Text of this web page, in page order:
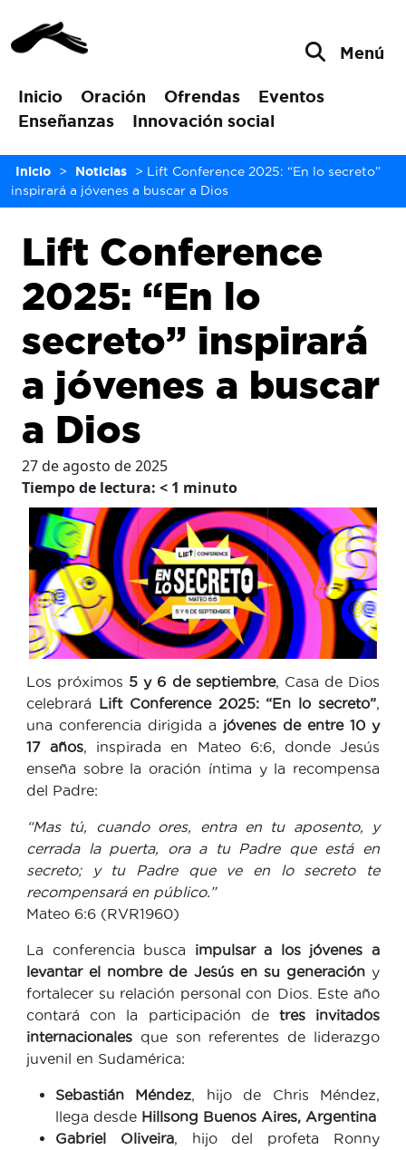
Inicio Oración Ofrendas
Eventos
Enseñanzas
Innovación social
Menú
Inicio > Noticias > Lift Conference 2025: “En lo secreto”
inspirará a jóvenes a buscar a Dios
Lift Conference
2025: “En lo
secreto” inspirará
a jóvenes a buscar
a Dios
27 de agosto de 2025
Tiempo de lectura: < 1 minuto
Los próximos 5 y 6 de septiembre, Casa de Dios
celebrará Lift Conference 2025: “En lo secreto”,
una conferencia dirigida a jóvenes de entre 10 y
17 años, inspirada en Mateo 6:6, donde Jesús
enseña sobre la oración íntima y la recompensa
del Padre:
“Mas tú, cuando ores, entra en tu aposento, y
cerrada la puerta, ora a tu Padre que está en
secreto; y tu Padre que ve en lo secreto te
recompensará en público.”
Mateo 6:6 (RVR1960)
La conferencia busca impulsar a los jóvenes a
levantar el nombre de Jesús en su generacióny
fortalecer su relación personal con Dios. Este año
contará con la participación de tres invitados
internacionales que son referentes de liderazgo
juvenil en Sudamérica:
Sebastián Méndez, hijo de Chris Méndez,
llega desde Hillsong Buenos Aires, Argentina
Gabriel Oliveira, hijo del profeta Ronny